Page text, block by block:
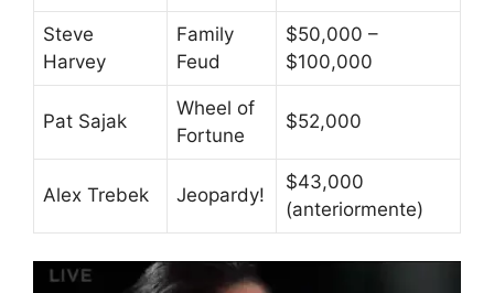
Steve
Harvey
Family
Feud
$50,000 –
$100,000
Pat Sajak
Wheel of
Fortune
$52,000
Alex Trebek Jeopardy!
$43,000
(anteriormente)